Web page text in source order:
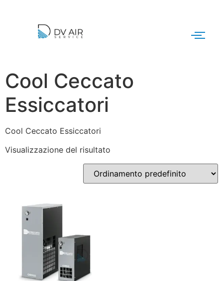
Cool Ceccato
Essiccatori
Cool Ceccato Essiccatori
Visualizzazione del risultato